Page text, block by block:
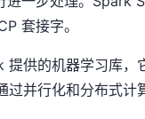
套接字。
提供的机器学习库，
并行化和分布式计